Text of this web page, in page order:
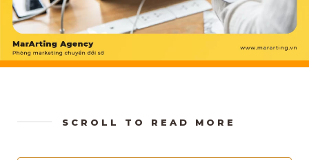
SCROLL TO READ MORE